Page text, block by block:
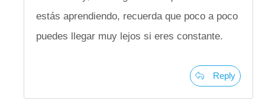
estás aprendiendo, recuerda que poco a poco
puedes llegar muy lejos si eres constante.
Reply